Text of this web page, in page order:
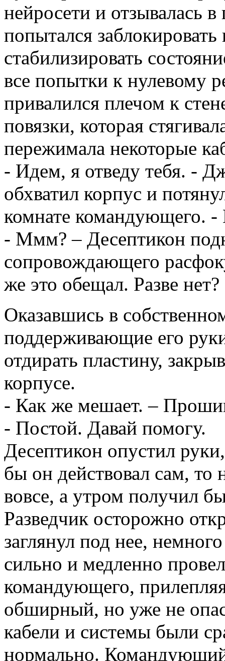
нейросети и отзывалась
попытался
стабилизировать
все попытки к нулевому
привалился плечом к
повязки, которая
пережимала некоторые
- Идем, я отведу тебя. -
обхватил корпус и
комнате командующего. -
- Ммм? – Десептикон
сопровождающего
же это обещал. Разве нет?
Оказавшись в
поддерживающие его
отдирать пластину,
корпусе.
- Как же мешает. –
- Постой. Давай помогу.
Десептикон опустил
бы он действовал сам, то
вовсе, а утром получил
Разведчик осторожно
заглянул под нее,
сильно и медленно
командующего,
обширный, но уже не
кабели и системы были
нормально. Командующий